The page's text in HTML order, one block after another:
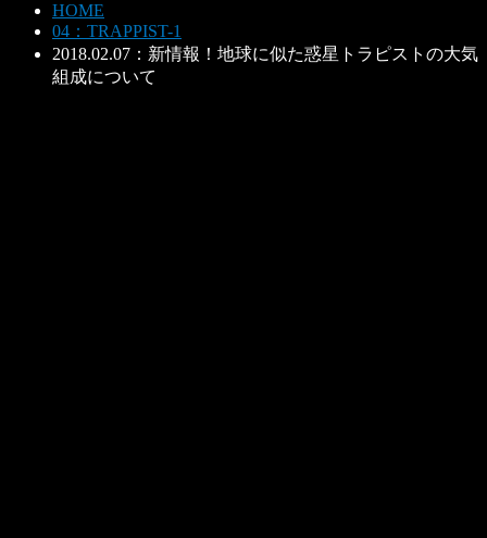
HOME
04：TRAPPIST-1
2018.02.07：新情報！地球に似た惑星トラピストの大気
組成について